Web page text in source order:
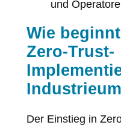
und
Wie
Zero-Trust-
Der Einstieg in